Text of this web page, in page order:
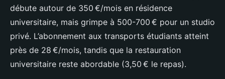
débute autour de 350 €/mois en résidence
universitaire, mais grimpe à 500-700 € pour un studio
privé. L’abonnement aux transports étudiants atteint
près de 28 €/mois, tandis que la restauration
universitaire reste abordable (3,50 € le repas).